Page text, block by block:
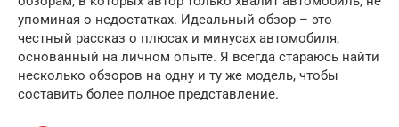
упоминая о недостатках. Идеальный обзор – это
честный рассказ о плюсах и минусах автомобиля,
основанный на личном опыте. Я всегда стараюсь найти
несколько обзоров на одну и ту же модель, чтобы
составить более полное представление.